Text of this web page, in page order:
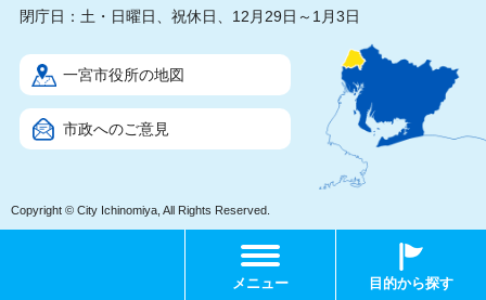
メニュー 目的から探す
閉庁日：土・日曜日、祝休日、12月29日～1月3日
一宮市役所の地図
市政へのご意見
Copyright © City Ichinomiya, All Rights Reserved.